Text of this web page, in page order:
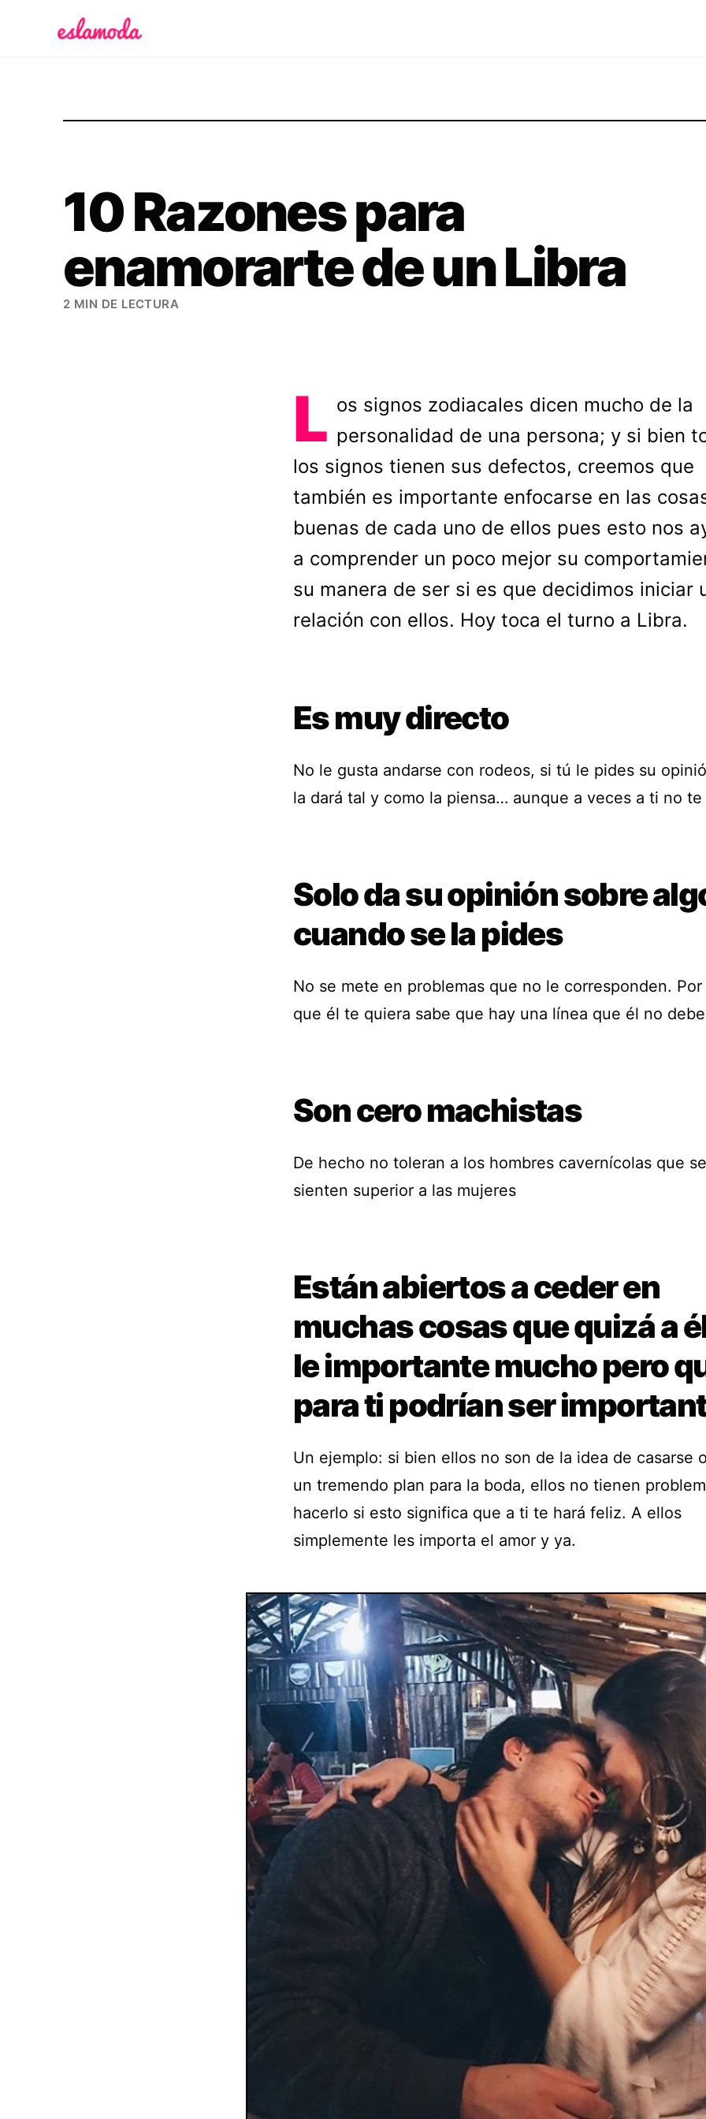
10 Razones para
enamorarte de un Libra
2 MIN DE LECTURA
L os signos zodiacales dicen mucho de la
personalidad de una persona; y si bien
los signos tienen sus defectos, creemos que
también es importante enfocarse en las
buenas de cada uno de ellos pues esto nos
a comprender un poco mejor su
su manera de ser si es que decidimos iniciar
relación con ellos. Hoy toca el turno a Libra.
Es muy directo
No le gusta andarse con rodeos, si tú le pides su
la dará tal y como la piensa… aunque a veces a ti no te
Solo da su opinión sobre
cuando se la pides
No se mete en problemas que no le corresponden. Por
que él te quiera sabe que hay una línea que él no debe
Son cero machistas
De hecho no toleran a los hombres cavernícolas que se
sienten superior a las mujeres
Están abiertos a ceder en
muchas cosas que quizá a
le importante mucho pero
para ti podrían ser
Un ejemplo: si bien ellos no son de la idea de casarse
un tremendo plan para la boda, ellos no tienen
hacerlo si esto significa que a ti te hará feliz. A ellos
simplemente les importa el amor y ya.